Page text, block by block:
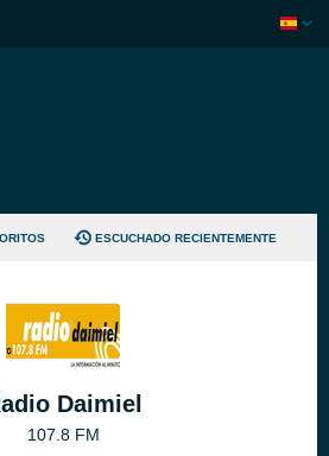
ESCUCHADO RECIENTEMENTE
Daimiel
107.8 FM